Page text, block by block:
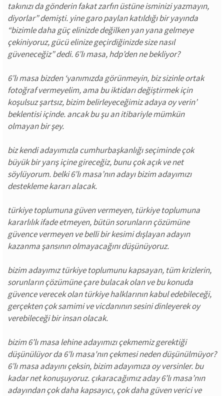
takınızı da gönderin fakat zarfın üstüne isminizi yazmayın,
diyorlar” demişti. yine garo paylan katıldığı bir yayında
“bizimle daha güç elinizde değilken yan yana gelmeye
çekiniyoruz, gücü elinize geçirdiğinizde size nasıl
güveneceğiz” dedi. 6’lı masa, hdp’den ne bekliyor?
6’lı masa bizden ‘yanımızda görünmeyin, biz sizinle ortak
fotoğraf vermeyelim, ama bu iktidarı değiştirmek için
koşulsuz şartsız, bizim belirleyeceğimiz adaya oy verin’
beklentisi içinde. ancak bu şu an itibariyle mümkün
olmayan bir şey.
biz kendi adayımızla cumhurbaşkanlığı seçiminde çok
büyük bir yarış içine gireceğiz, bunu çok açık ve net
söylüyorum. belki 6’lı masa’nın adayı bizim adayımızı
destekleme kararı alacak.
türkiye toplumuna güven vermeyen, türkiye toplumuna
kararlılık ifade etmeyen, bütün sorunların çözümüne
güvence vermeyen ve belli bir kesimi dışlayan adayın
kazanma şansının olmayacağını düşünüyoruz.
bizim adayımız türkiye toplumunu kapsayan, tüm krizlerin,
sorunların çözümüne çare bulacak olan ve bu konuda
güvence verecek olan türkiye halklarının kabul edebileceği,
gerçekten çok samimi ve vicdanının sesini dinleyerek oy
verebileceği bir insan olacak.
bizim 6’lı masa lehine adayımızı çekmemiz gerektiği
düşünülüyor da 6’lı masa'nın çekmesi neden düşünülmüyor?
6’lı masa adayını çeksin, bizim adayımıza oy versinler. bu
kadar net konuşuyoruz. çıkaracağımız aday 6’lı masa’nın
adayından çok daha kapsayıcı, çok daha güven verici ve